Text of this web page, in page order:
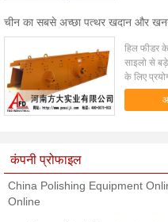
चीन का सबसे अच्छा पत्थर खदान और
हिल फीडर
साइलो से
के लिए
उपकरण
कंपनी प्रोफाइल
China Polishing Equipment
Online